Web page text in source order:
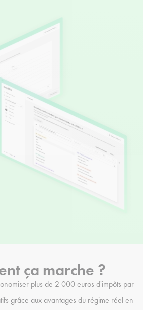
ça marche ?
plus de 2 000 euros d'impôts par
grâce aux avantages du régime réel en